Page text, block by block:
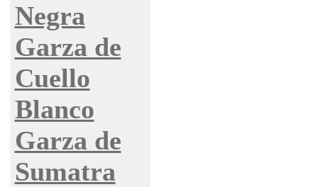
Negra
Garza de
Cuello
Blanco
Garza de
Sumatra